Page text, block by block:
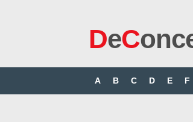
DeC
A B C D E F